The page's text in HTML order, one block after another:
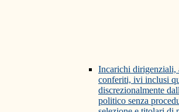
Incarichi dirigenziali,
conferiti, ivi inclusi
discrezionalmente
politico senza